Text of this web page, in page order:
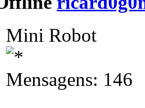
Mini Robot
Mensagens: 146